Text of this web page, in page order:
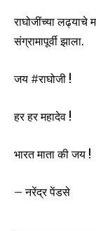
राघोजींच्या लढ्याचे
संग्रामापूर्वी झाला.
जय #राघोजी !
हर हर महादेव !
भारत माता की जय !
– नरेंद्र पेंडसे